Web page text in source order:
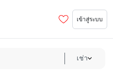
เข้าสู่ระบบ
เช่า